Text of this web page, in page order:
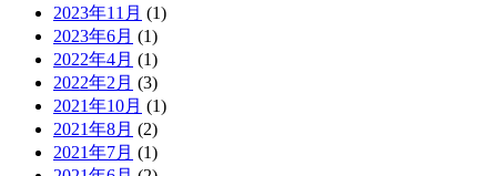
2023年11月 (1)
2023年6月 (1)
2022年4月 (1)
2022年2月 (3)
2021年10月 (1)
2021年8月 (2)
2021年7月 (1)